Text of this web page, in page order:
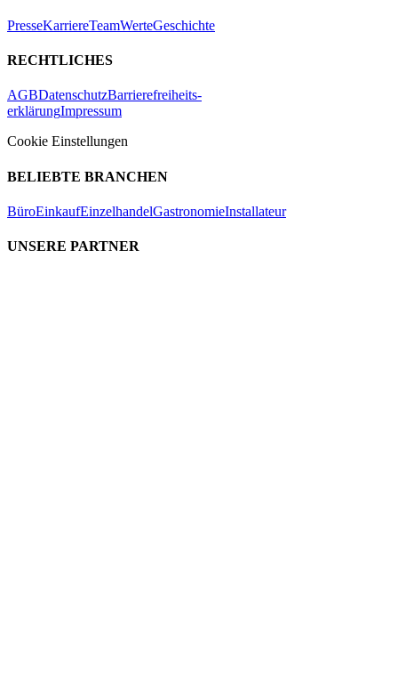
PresseKarriereTeamWerteGeschichte
RECHTLICHES
AGBDatenschutzBarrierefreiheits-
erklärungImpressum
Cookie Einstellungen
BELIEBTE BRANCHEN
BüroEinkaufEinzelhandelGastronomieInstallateur
UNSERE PARTNER